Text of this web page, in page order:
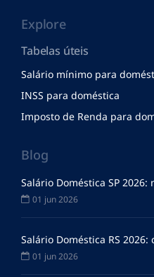
Explore
Tabelas úteis
Salário mínimo para
INSS para doméstica
Imposto de Renda para
Blog
Salário Doméstica SP
01 jun 2026
Salário Doméstica RS
01 jun 2026